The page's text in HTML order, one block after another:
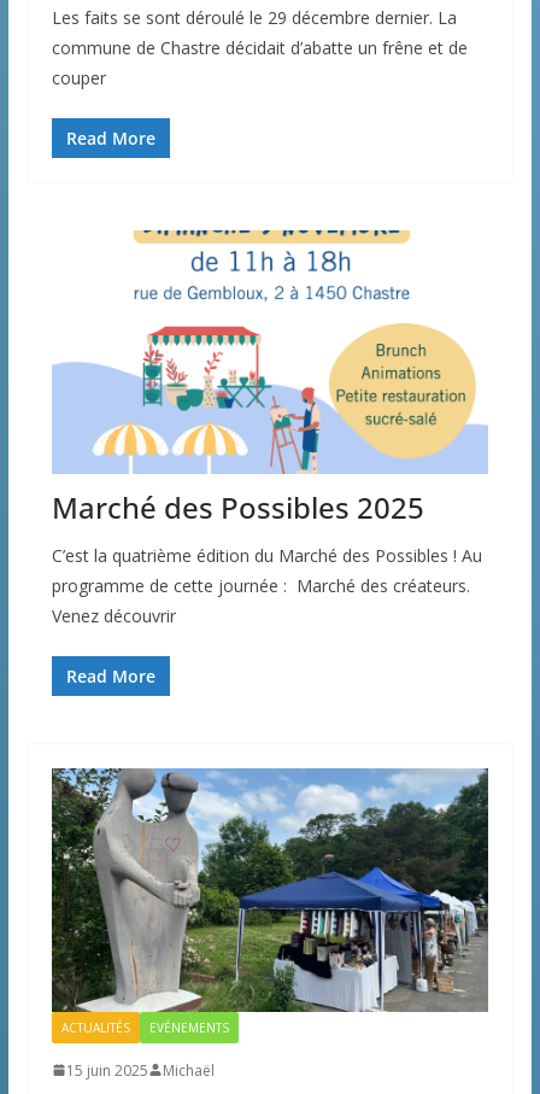
Les faits se sont déroulé le 29 décembre dernier. La
commune de Chastre décidait d’abatte un frêne et de
couper
Read More
Marché des Possibles 2025
C’est la quatrième édition du Marché des Possibles ! Au
programme de cette journée : Marché des créateurs.
Venez découvrir
Read More
ACTUALITÉS EVÉNEMENTS
15 juin 2025 Michaël